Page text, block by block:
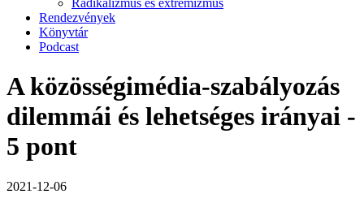
Radikalizmus és extrémizmus
Rendezvények
Könyvtár
Podcast
A közösségimédia-szabályozás
dilemmái és lehetséges irányai -
5 pont
2021-12-06